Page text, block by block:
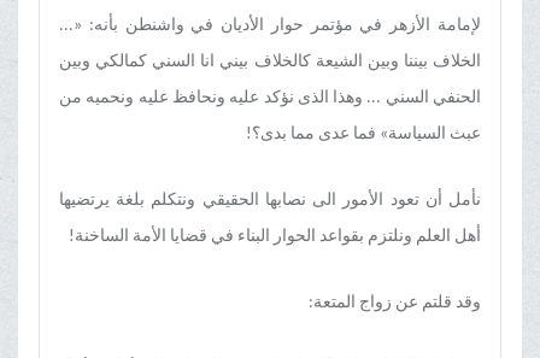
لإمامة الأزهر في مؤتمر حوار الأدیان في واشنطن بأنه: «...
الخلاف بیننا وبین الشیعة کالخلاف بیني انا السني کمالکي وبین
الحنفي السني ... وهذا الذی نؤکد علیه ونحافظ علیه ونحمیه من
عبث السیاسة» فما عدی مما بدی؟!
نأمل أن تعود الأمور الی نصابها الحقیقي ونتکلم بلغة یرتضیها
أهل العلم ونلتزم بقواعد الحوار البناء في قضایا الأمة الساخنة!
وقد قلتم عن زواج المتعة: